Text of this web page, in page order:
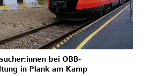
bei ÖBB-
in Plank am Kamp